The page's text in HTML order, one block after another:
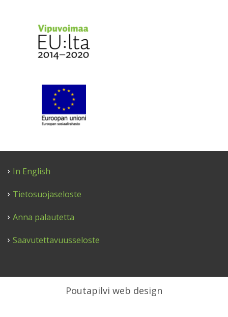
In English
Tietosuojaseloste
Anna palautetta
Saavutettavuusseloste
Poutapilvi web design